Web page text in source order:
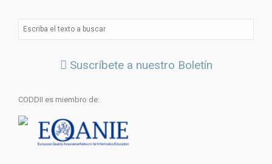
Suscríbete a nuestro Boletín
CODDII es miembro de: